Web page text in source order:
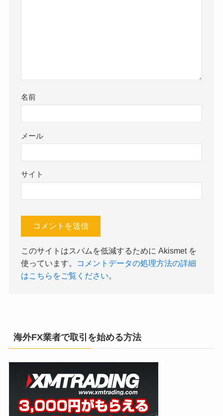
名前
メール
サイト
このサイトはスパムを低減するために Akismet を
使っています。
コメントデータの処理方法の詳細
はこちらをご覧ください。
海外FX業者で取引を始める方法